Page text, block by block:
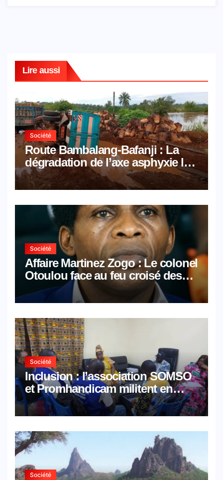
Lire aussi
Société
Route Bambalang-Bafanji : La
dégradation de l’axe asphyxie les
activités économiques
Société
Affaire Martinez Zogo : Le colonel
Otoulou face au feu croisé des
avocats de la défense
Société
Inclusion : l’association SOMSO
et Promhandicam militent en
faveur d’une réforme des
formations en hôtellerie-
Société